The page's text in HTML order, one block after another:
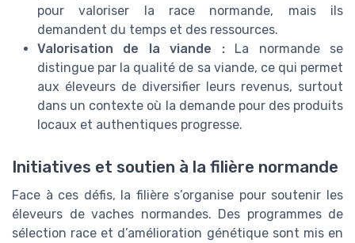
pour valoriser la race normande, mais ils
demandent du temps et des ressources.
Valorisation de la viande :La normande se
distingue par la qualité de sa viande, ce qui permet
aux éleveurs de diversifier leurs revenus, surtout
dans un contexte où la demande pour des produits
locaux et authentiques progresse.
Initiatives et soutien à la filière normande
Face à ces défis, la filière s’organise pour soutenir les
éleveurs de vaches normandes. Des programmes de
sélection race et d’amélioration génétique sont mis en